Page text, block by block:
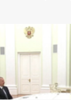
l’envie prenait au
Erevan (1). Si les
non-gardé par les
est pas de même
de la faiblesse
exclusivement des